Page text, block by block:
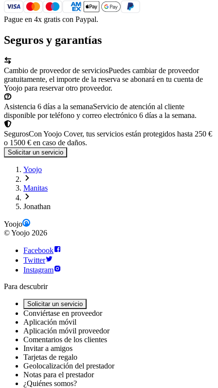
Pague en 4x gratis con Paypal.
Seguros y garantías
Cambio de proveedor de serviciosPuedes cambiar de proveedor
gratuitamente, el importe de la reserva se abonará en tu cuenta de
Yoojo para reservar otro proveedor.
Asistencia 6 días a la semanaServicio de atención al cliente
disponible por teléfono y correo electrónico 6 días a la semana.
SegurosCon Yoojo Cover, tus servicios están protegidos hasta 250 €
o 1500 € en caso de daños.
Solicitar un servicio
Yoojo
Manitas
Jonathan
Yoojo
©Yoojo 2026
Facebook
Twitter
Instagram
Para descubrir
Solicitar un servicio
Conviértase en proveedor
Aplicación móvil
Aplicación móvil proveedor
Comentarios de los clientes
Invitar a amigos
Tarjetas de regalo
Geolocalización del prestador
Notas para el prestador
¿Quiénes somos?